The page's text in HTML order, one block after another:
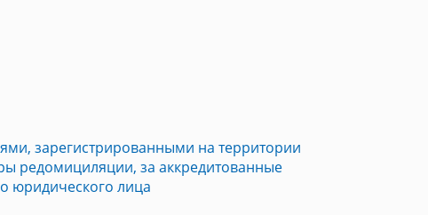
зарегистрированными на территории
редомициляции, за аккредитованные
юридического лица